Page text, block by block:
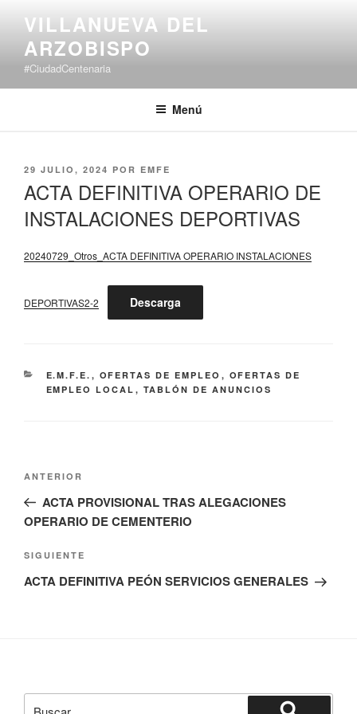
contenido
VILLANUEVA DEL
ARZOBISPO
#CiudadCentenaria
Menú
PUBLICADO
29 JULIO, 2024 POR EMFE
ACTA DEFINITIVA OPERARIO DE
INSTALACIONES DEPORTIVAS
20240729_Otros_ACTA DEFINITIVA OPERARIO INSTALACIONES
DEPORTIVAS2-2 Descarga
CATEGORÍAS
E.M.F.E. , OFERTAS DE EMPLEO , OFERTAS DE
EMPLEO LOCAL , TABLÓN DE ANUNCIOS
Navegación
entradas
Entrada
anterior:
ANTERIOR
ACTA PROVISIONAL TRAS ALEGACIONES
OPERARIO DE CEMENTERIO
Siguiente
entrada
SIGUIENTE
ACTA DEFINITIVA PEÓN SERVICIOS GENERALES